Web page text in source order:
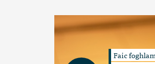
Faic